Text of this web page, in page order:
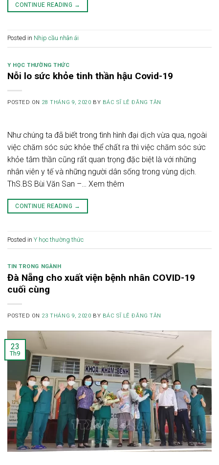
CONTINUE READING →
Posted in Nhịp cầu nhân ái
Y HỌC THƯỜNG THỨC
Nỗi lo sức khỏe tinh thần hậu Covid-19
POSTED ON 28 THÁNG 9, 2020 BY BÁC SĨ LÊ ĐĂNG TÂN
Như chúng ta đã biết trong tình hình đại dịch vừa qua, ngoài
việc chăm sóc sức khỏe thể chất ra thì việc chăm sóc sức
khỏe tâm thần cũng rất quan trọng đặc biệt là với những
nhân viên y tế và những người dân sống trong vùng dịch.
ThS.BS Bùi Văn San –… Xem thêm
CONTINUE READING →
Posted in Y học thường thức
TIN TRONG NGÀNH
Đà Nẵng cho xuất viện bệnh nhân COVID-19
cuối cùng
POSTED ON 23 THÁNG 9, 2020 BY BÁC SĨ LÊ ĐĂNG TÂN
23
Th9